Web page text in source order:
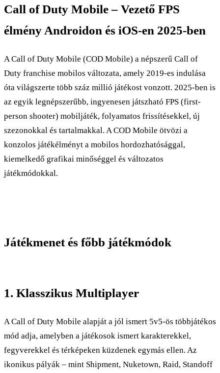
Call of Duty Mobile – Vezető FPS
élmény Androidon és iOS-en 2025-ben
A Call of Duty Mobile (COD Mobile) a népszerű Call of
Duty franchise mobilos változata, amely 2019-es indulása
óta világszerte több száz millió játékost vonzott. 2025-ben is
az egyik legnépszerűbb, ingyenesen játszható FPS (first-
person shooter) mobiljáték, folyamatos frissítésekkel, új
szezonokkal és tartalmakkal. A COD Mobile ötvözi a
konzolos játékélményt a mobilos hordozhatósággal,
kiemelkedő grafikai minőséggel és változatos
játékmódokkal.
Játékmenet és főbb játékmódok
1. Klasszikus Multiplayer
A Call of Duty Mobile alapját a jól ismert 5v5-ös többjátékos
mód adja, amelyben a játékosok ismert karakterekkel,
fegyverekkel és térképeken küzdenek egymás ellen. Az
ikonikus pályák – mint Shipment, Nuketown, Raid, Standoff